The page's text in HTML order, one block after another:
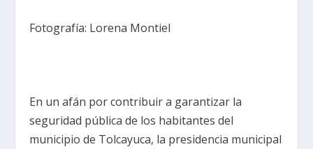
Fotografía: Lorena Montiel
En un afán por contribuir a garantizar la
seguridad pública de los habitantes del
municipio de Tolcayuca, la presidencia municipal